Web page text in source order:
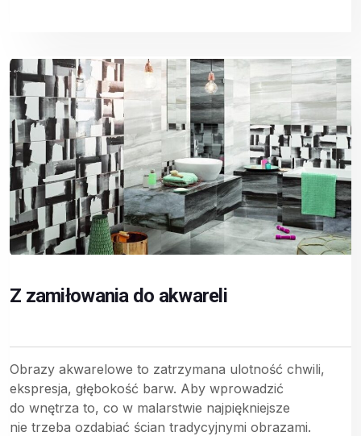
Z zamiłowania do akwareli
Obrazy akwarelowe to zatrzymana ulotność chwili,
ekspresja, głębokość barw. Aby wprowadzić
do wnętrza to, co w malarstwie najpiękniejsze
nie trzeba ozdabiać ścian tradycyjnymi obrazami.